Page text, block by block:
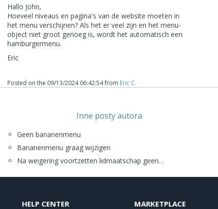
Hallo John,
Hoeveel niveaus en pagina's van de website moeten in
het menu verschijnen? Als het er veel zijn en het menu-
object niet groot genoeg is, wordt het automatisch een
hamburgermenu.
Eric
Posted on the 09/13/2024 06:42:54from Eric C.
Inne posty autora
Geen bananenmenu
Bananenmenu graag wijzigen
Na weigering voortzetten lidmaatschap geen…
HELP CENTER MARKETPLACE